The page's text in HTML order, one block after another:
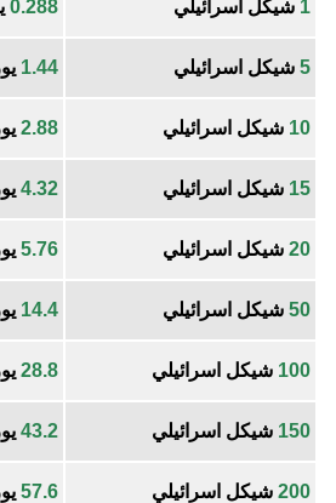
1 شيكل اسرائيلي 0.288
5 شيكل اسرائيلي 1.44
10 شيكل اسرائيلي 2.88
15 شيكل اسرائيلي 4.32
20 شيكل اسرائيلي 5.76
50 شيكل اسرائيلي 14.4
100 شيكل اسرائيلي 28.8
150 شيكل اسرائيلي 43.2
200 شيكل اسرائيلي 57.6